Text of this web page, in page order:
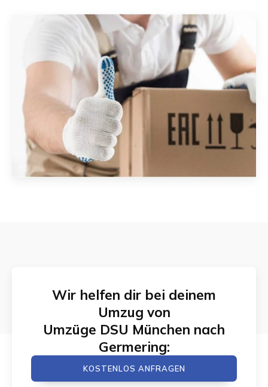
Wir helfen dir bei deinem
Umzug von
Umzüge DSU München nach
Germering:
KOSTENLOS ANFRAGEN